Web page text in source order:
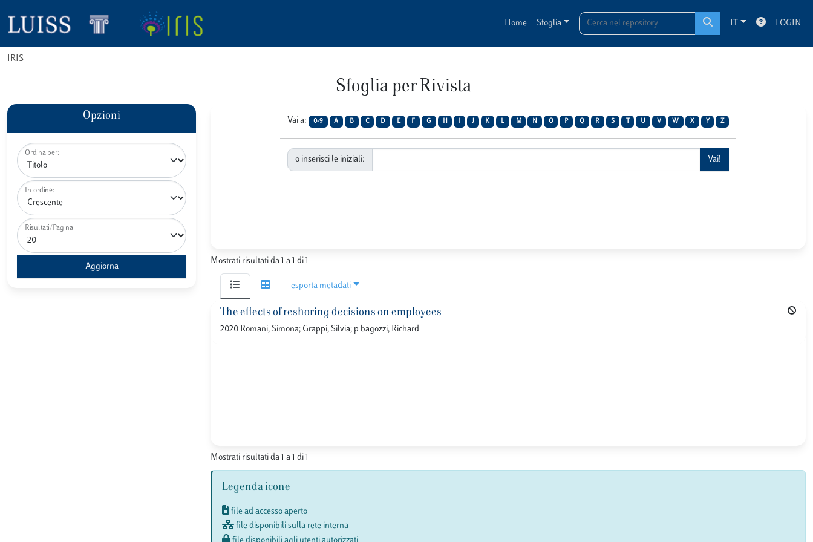
Home Sfoglia IT LOGIN
IRIS
Sfoglia per Rivista
Opzioni
Ordina per:
In ordine:
Risultati/Pagina
Vai a: 0-9 A B C D E F G H J K L M N O P Q R S U V W X Y Z
o inserisci le iniziali:
Mostrati risultati da 1 a 1 di 1
esporta metadati
The effects of reshoring decisions on employees
2020 Romani, Simona; Grappi, Silvia; p bagozzi, Richard
Mostrati risultati da 1 a 1 di 1
Legenda icone
file ad accesso aperto
file disponibili sulla rete interna